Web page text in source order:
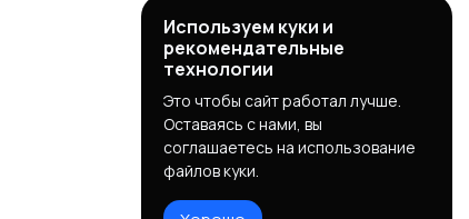
Используем куки и
рекомендательные
технологии
Это чтобы сайт работал лучше.
Оставаясь с нами, вы
соглашаетесь на использование
файлов куки.